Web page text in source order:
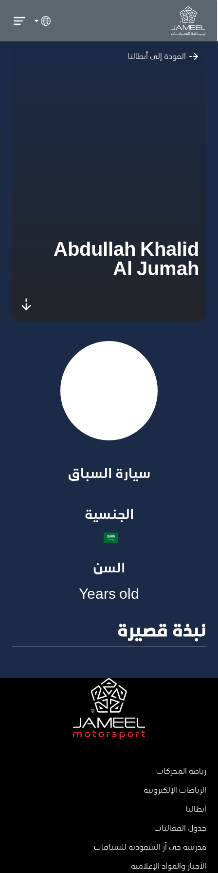
العودة إلى أبطالنا
Abdullah Khalid
Al Jumah
سيارة السباق​
الجنسية​
السن
Years old
نبذة قصيرة
رياضة المحركات
الرياضات الإلكترونية
أبطالنا
جدول الفعاليات
مدرسة جي آر السعودية للسباقات
الأخبار والمواد الإعلامية